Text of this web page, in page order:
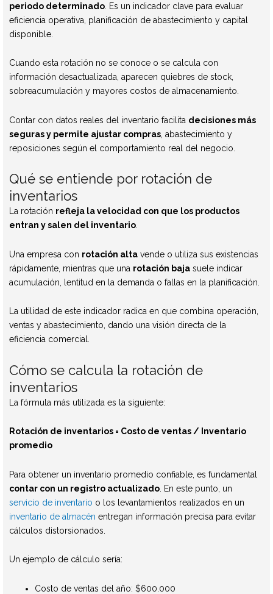
periodo determinado . Es un indicador clave para evaluar
eficiencia operativa, planificación de abastecimiento y capital
disponible.
Cuando esta rotación no se conoce o se calcula con
información desactualizada, aparecen quiebres de stock,
sobreacumulación y mayores costos de almacenamiento.
Contar con datos reales del inventario facilita decisiones más
seguras y permite ajustar compras , abastecimiento y
reposiciones según el comportamiento real del negocio.
Qué se entiende por rotación de
inventarios
La rotación refleja la velocidad con que los productos
entran y salen del inventario
Una empresa con rotación alta vende o utiliza sus existencias
rápidamente, mientras que una rotación baja suele indicar
acumulación, lentitud en la demanda o fallas en la planificación.
La utilidad de este indicador radica en que combina operación,
ventas y abastecimiento, dando una visión directa de la
eficiencia comercial.
Cómo se calcula la rotación de
inventarios
La fórmula más utilizada es la siguiente:
Rotación de inventarios = Costo de ventas / Inventario
promedio
Para obtener un inventario promedio confiable, es fundamental
contar con un registro actualizado . En este punto, un
servicio de inventario o los levantamientos realizados en un
inventario de almacén entregan información precisa para evitar
cálculos distorsionados.
Un ejemplo de cálculo sería:
Costo de ventas del año: $600.000